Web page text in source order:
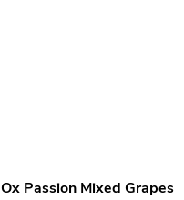
Ox Passion Mixed Grapes